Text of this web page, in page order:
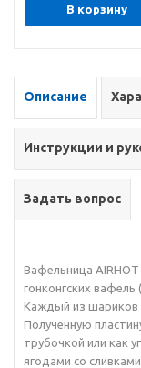
В корзину
Описание
Инструкции и
Задать вопрос
Вафельница
гонконгских
Каждый из шариков
Полученную
трубочкой или как
ягодами со